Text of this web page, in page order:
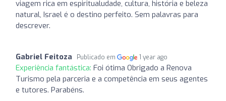
viagem rica em espiritualudade, cultura, história e beleza
natural, Israel é o destino perfeito. Sem palavras para
descrever.
Gabriel Feitoza Publicado em 1 year ago
Experiência fantástica: Foi ótima Obrigado a Renova
Turismo pela parceria e a competência em seus agentes
e tutores. Parabéns.